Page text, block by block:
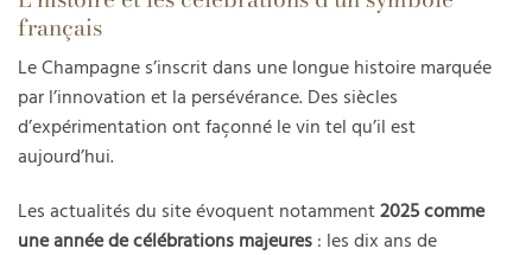
français
Le Champagne s’inscrit dans une longue histoire marquée
par l’innovation et la persévérance. Des siècles
d’expérimentation ont façonné le vin tel qu’il est
aujourd’hui.
Les actualités du site évoquent notamment2025 comme
une année de célébrations majeures : les dix ans de